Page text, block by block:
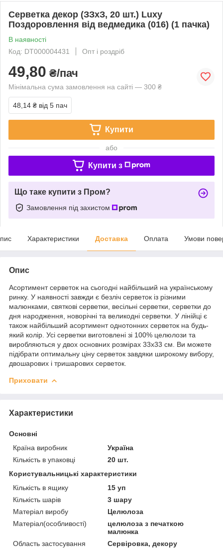
Серветка декор (ЗЗхЗ, 20 шт.) Luxy
Поздоровлення від ведмедика (016) (1 пачка)
В наявності
Код: DT000004431
Опт і роздріб
49,80 ₴/пач
Мінімальна сума замовлення на сайті — 300 ₴
48,14 ₴ від 5 пач
Купити
або
Купити з
Що таке купити з Пром?
Замовлення під захистом
Характеристики Доставка Оплата Умови
Опис
Асортимент серветок на сьогодні найбільший на українському
ринку. У наявності завжди є безліч серветок із різними
малюнками, святкові серветки, весільні серветки, серветки до
дня народження, новорічні та великодні серветки. У лінійці є
також найбільший асортимент однотонних серветок на будь-
який колір. Усі серветки виготовлені зі 100% целюлози та
виробляються у двох основних розмірах 33х33 см. Ви можете
підібрати оптимальну ціну серветок завдяки широкому вибору,
двошарових і тришарових серветок.
Приховати
Характеристики
Основні
Країна виробник
Україна
Кількість в упаковці
20 шт.
Користувальницькі характеристики
Кількість в ящику
15 уп
Кількість шарів
3 шару
Матеріал виробу
Целюлоза
Матеріал(особливості)
целюлоза з печаткою
малюнка
Область застосування
Сервіровка, декору